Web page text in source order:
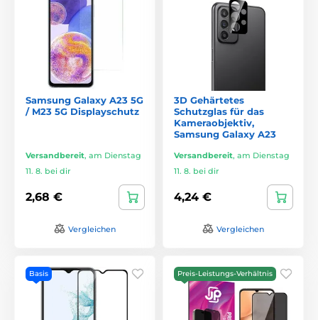
Samsung Galaxy A23 5G
/ M23 5G Displayschutz
Versandbereit, am Dienstag
11. 8. bei dir
2,68 €
Vergleichen
3D Gehärtetes
Schutzglas für das
Kameraobjektiv,
Samsung Galaxy A23
Versandbereit, am Dienstag
11. 8. bei dir
4,24 €
Vergleichen
Basis Preis-Leistungs-Verhältnis